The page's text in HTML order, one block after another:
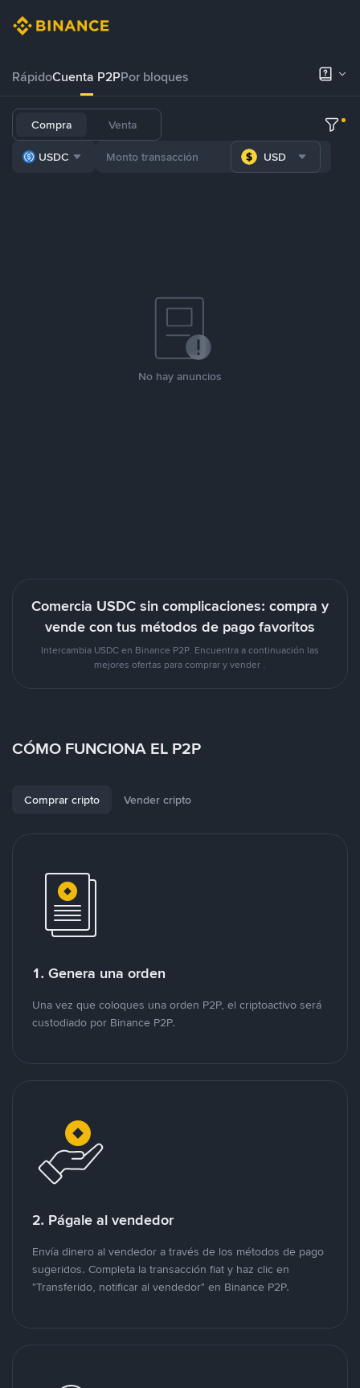
RápidoCuenta P2PPor bloques
Compra Venta
USDC USD
No hay anuncios
Comercia USDC sin complicaciones: compra y
vende con tus métodos de pago favoritos
Intercambia USDC en Binance P2P. Encuentra a continuación las
mejores ofertas para comprar y vender .
CÓMO FUNCIONA EL P2P
Comprar cripto Vender cripto
1. Genera una orden
Una vez que coloques una orden P2P, el criptoactivo será
custodiado por Binance P2P.
2. Págale al vendedor
Envía dinero al vendedor a través de los métodos de pago
sugeridos. Completa la transacción fiat y haz clic en
"Transferido, notificar al vendedor" en Binance P2P.